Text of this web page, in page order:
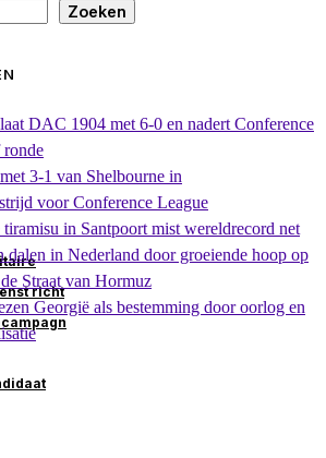
richt
Zoeken
DAC 1904 met 6-0 en nadert Conference
3-1 van Shelbourne in
voor Conference League
tiramisu in Santpoort mist wereldrecord net
dalen in Nederland door groeiende hoop op
Straat van Hormuz
Georgië als bestemming door oorlog en